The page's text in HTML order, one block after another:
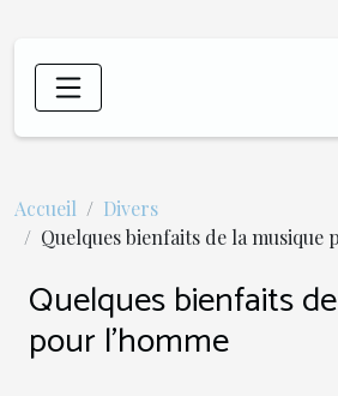
Accueil
Divers
Quelques bienfaits de la musique
Quelques bienfaits
pour l'homme